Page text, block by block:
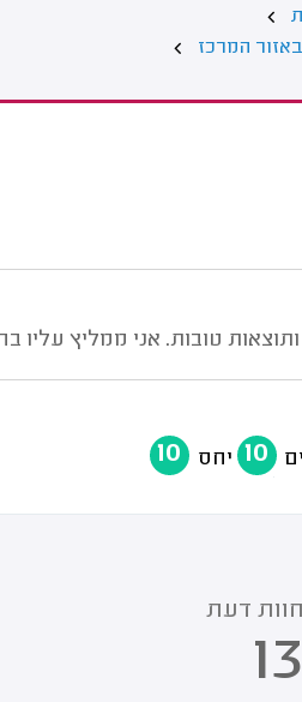
המרכז
טובות. אני ממליץ עליו
10 יחס 10
חוות דעת
13